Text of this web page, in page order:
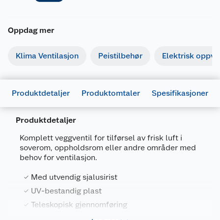
Oppdag mer
Klima Ventilasjon Peistilbehør Elektrisk
Produktdetaljer Produktomtaler Spesifikasjoner
Produktdetaljer
Komplett veggventil for tilførsel av frisk luft i
soverom, oppholdsrom eller andre områder med
behov for ventilasjon.
Med utvendig sjalusirist
UV-bestandig plast
Teleskopisk gjennomføring
Artikkelnummer
7023670022540
Leverandørens artikkelnummer
Størrelse
Farge